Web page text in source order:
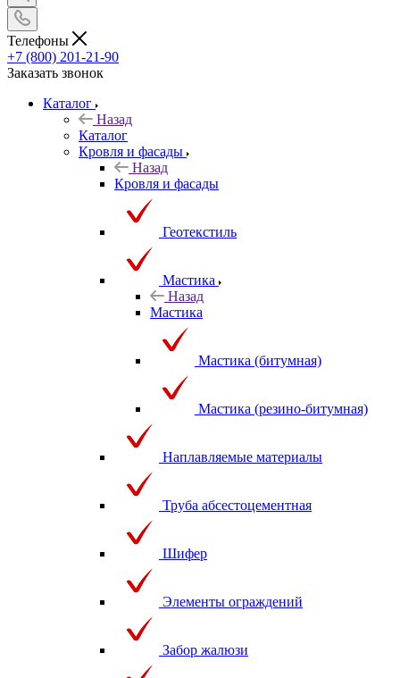
Телефоны
+7 (800) 201-21-90
Заказать звонок
Каталог
Назад
Каталог
Кровля и фасады
Назад
Кровля и фасады
Геотекстиль
Мастика
Назад
Мастика
Мастика (битумная)
Мастика (резино-битумная)
Наплавляемые материалы
Труба абсестоцементная
Шифер
Элементы ограждений
Забор жалюзи